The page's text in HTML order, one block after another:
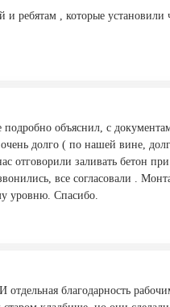
ребятам , которые установили
подробно объяснил, с
долго ( по нашей вине,
отговорили заливать бетон
все согласовали .
уровню. Спасибо.
благодарность